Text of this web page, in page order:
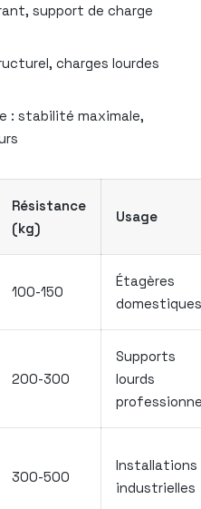
support de charge
charges lourdes
: stabilité maximale,
Résistance
(kg)
Usage
100-150
Étagères
domestiques
200-300
Supports
lourds
300-500
Installations
industrielles